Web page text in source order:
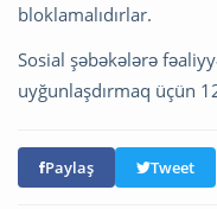
bloklamalıdırlar.
Sosial şəbəkələrə
uyğunlaşdırmaq üçün
Paylaş Tweet